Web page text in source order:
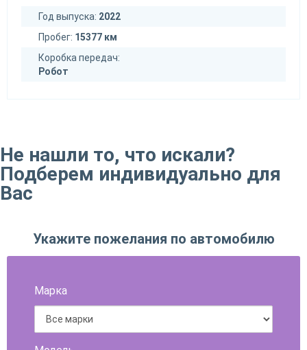
Год выпуска: 2022
Пробег: 15377 км
Коробка передач:
Робот
Не нашли то, что искали?
Подберем индивидуально для
Вас
Укажите пожелания по автомобилю
Марка